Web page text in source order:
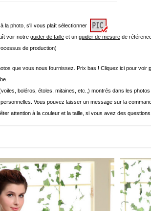
la photo, s'il vous plaît sélectionner
voir notre guider de taille et un guider de mesure de
de production)
que vous nous fournissez. Prix bas ! Cliquez ici pour voir
boléros, étoles, mitaines, etc.,) montrés dans les
Vous pouvez laisser un message sur la
attention à la couleur et la taille, si vous avez des questions